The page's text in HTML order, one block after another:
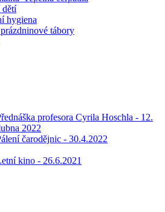
hygiena
tábory
profesora Cyrila Hoschla - 12.
2022
čarodějnic - 30.4.2022
kino - 26.6.2021